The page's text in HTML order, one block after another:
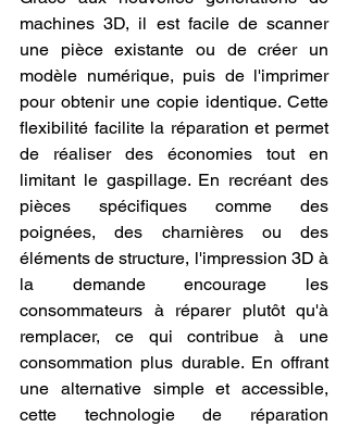
machines 3D, il est facile de scanner
une pièce existante ou de créer un
modèle numérique, puis de l'imprimer
pour obtenir une copie identique. Cette
flexibilité facilite la réparation et permet
de réaliser des économies tout en
limitant le gaspillage. En recréant des
pièces spécifiques comme des
poignées, des charnières ou des
éléments de structure, l'impression 3D à
la demande encourage les
consommateurs à réparer plutôt qu'à
remplacer, ce qui contribue à une
consommation plus durable. En offrant
une alternative simple et accessible,
cette technologie de réparation